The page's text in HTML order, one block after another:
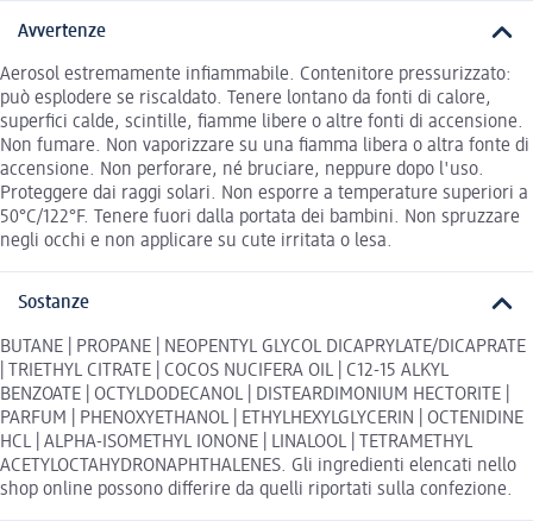
Avvertenze
Aerosol estremamente inﬁammabile. Contenitore pressurizzato:
può esplodere se riscaldato. Tenere lontano da fonti di calore,
superﬁci calde, scintille, ﬁamme libere o altre fonti di accensione.
Non fumare. Non vaporizzare su una ﬁamma libera o altra fonte di
accensione. Non perforare, né bruciare, neppure dopo l'uso.
Proteggere dai raggi solari. Non esporre a temperature superiori a
50°C/122°F. Tenere fuori dalla portata dei bambini. Non spruzzare
negli occhi e non applicare su cute irritata o lesa.
Sostanze
BUTANE | PROPANE | NEOPENTYL GLYCOL DICAPRYLATE/DICAPRATE
| TRIETHYL CITRATE | COCOS NUCIFERA OIL | C12-15 ALKYL
BENZOATE | OCTYLDODECANOL | DISTEARDIMONIUM HECTORITE |
PARFUM | PHENOXYETHANOL | ETHYLHEXYLGLYCERIN | OCTENIDINE
HCL | ALPHA-ISOMETHYL IONONE | LINALOOL | TETRAMETHYL
ACETYLOCTAHYDRONAPHTHALENES. Gli ingredienti elencati nello
shop online possono differire da quelli riportati sulla confezione.